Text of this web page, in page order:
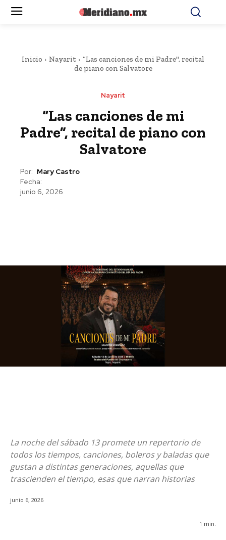
Inicio Nayarit
“Las canciones de mi Padre", recital
de piano con Salvatore
Nayarit
“Las canciones de mi
Padre”, recital de piano con
Salvatore
Por: Mary Castro
Fecha:
junio 6, 2026
La noche del sábado 13 promete un repertorio de
todos los tiempos, canciones, boleros y baladas que
gustan a distintas generaciones, aquellas que
trascienden el tiempo, esas que narran historias
junio 6, 2026
1 min.